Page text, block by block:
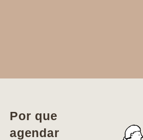
Por que
agendar